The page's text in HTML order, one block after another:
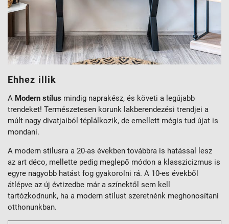
Ehhez illik
A Modern stílus mindig naprakész, és követi a legújabb
trendeket! Természetesen korunk lakberendezési trendjei a
múlt nagy divatjaiból téplálkozik, de emellett mégis tud újat is
mondani.
A modern stílusra a 20-as években továbbra is hatással lesz
az art déco, mellette pedig meglepő módon a klasszicizmus is
egyre nagyobb hatást fog gyakorolni rá. A 10-es évekből
átlépve az új évtizedbe már a színektől sem kell
tartózkodnunk, ha a modern stílust szeretnénk meghonosítani
otthonunkban.